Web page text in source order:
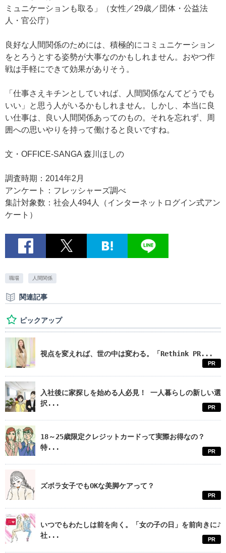
ミュニケーションも取る」（女性／29歳／団体・公益法
人・官公庁）
良好な人間関係のためには、積極的にコミュニケーション
をとろうとする姿勢が大事なのかもしれません。おやつ作
戦は手軽にできて効果がありそう。
「仕事さえキチンとしていれば、人間関係なんてどうでも
いい」と思う人がいるかもしれません。しかし、本当に良
い仕事は、良い人間関係あってのもの。それを忘れず、周
囲への思いやりを持って働けると良いですね。
文・OFFICE-SANGA 森川ほしの
調査時期：2014年2月
アンケート：フレッシャーズ調べ
集計対象数：社会人494人（インターネットログイン式アン
ケート）
職場 人間関係
関連記事
ピックアップ
視点を変えれば、世の中は変わる。「Rethink PR...
PR
入社後に家探しを始める人必見！ 一人暮らしの新しい選
択...
PR
18～25歳限定クレジットカードって実際お得なの？
特...
PR
ズボラ女子でもOKな美脚ケアって？
PR
いつでもわたしは前を向く。「女の子の日」を前向きに♪
社...
PR